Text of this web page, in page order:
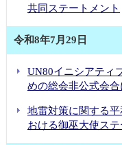
共同ステートメント
令和8年7月29日
UN80イニシアティ
めの総会非公式会
地雷対策に関する
おける御巫大使ステ